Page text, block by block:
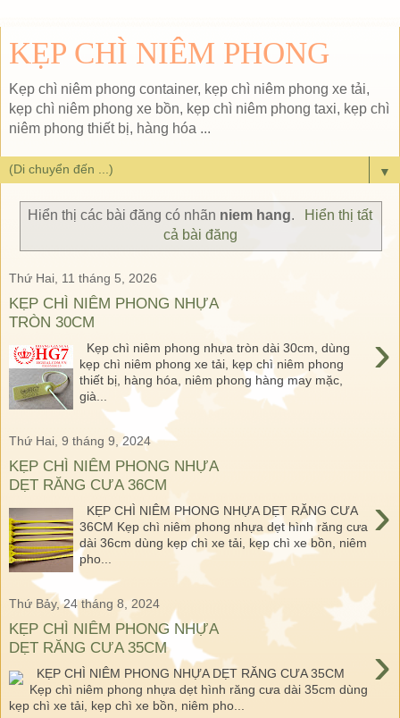
KẸP CHÌ NIÊM PHONG
Kẹp chì niêm phong container, kẹp chì niêm phong xe tải,
kẹp chì niêm phong xe bồn, kẹp chì niêm phong taxi, kẹp chì
niêm phong thiết bị, hàng hóa ...
▼
Hiển thị các bài đăng có nhãn niem hang.
Hiển thị tất
cả bài đăng
Thứ Hai, 11 tháng 5, 2026
KẸP CHÌ NIÊM PHONG NHỰA
TRÒN 30CM
›
Kẹp chì niêm phong nhựa tròn dài 30cm, dùng
kẹp chì niêm phong xe tải, kẹp chì niêm phong
thiết bị, hàng hóa, niêm phong hàng may mặc,
già...
Thứ Hai, 9 tháng 9, 2024
KẸP CHÌ NIÊM PHONG NHỰA
DẸT RĂNG CƯA 36CM
›
KẸP CHÌ NIÊM PHONG NHỰA DẸT RĂNG CƯA
36CM Kẹp chì niêm phong nhựa dẹt hình răng cưa
dài 36cm dùng kẹp chì xe tải, kẹp chì xe bồn, niêm
pho...
Thứ Bảy, 24 tháng 8, 2024
KẸP CHÌ NIÊM PHONG NHỰA
DẸT RĂNG CƯA 35CM
›
KẸP CHÌ NIÊM PHONG NHỰA DẸT RĂNG CƯA 35CM
Kẹp chì niêm phong nhựa dẹt hình răng cưa dài 35cm dùng
kẹp chì xe tải, kẹp chì xe bồn, niêm pho...